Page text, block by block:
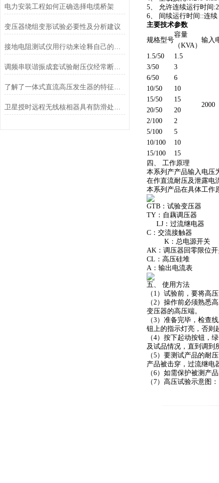
电力安装工程如何正确选择电缆桥架
变压器绕组变形试验必要性及分析建议
调频串联谐振成套试验耐压仪经常断电的原因有哪些方面呢
5、 允许连续运行时间
6、 间续运行时间::连续
主要技术参数
规格型号
容量
（KVA）
输入
1.5/50 1.5
2000
3/50
3
6/50
6
10/50
10
15/50
15
20/50
20
2/100
2
5/100
5
10/100
10
15/100
15
四、 工作原理
本系列产产品输入电压
在作直流耐压及泄露电
本系列产品在具体工作
GTB：试验变压
TY：自藕调压器
LJ：过流继电器
C：交流接触器
K：总电源开关
AK：调压器回零限
CL：高压硅堆
A：输出电流表
五、 使用方法
（1）试验前，要将高
（2）操作前必须熟悉
变压器的高压端。
（3）准备完毕，检查
钮上的指示灯亮，否则
（4）按下起动按钮，
及试品情况，直到调到
（5）要测试产品的耐
产品被击穿，过流继电
（6）如需保护被测产
（7）高压试验示意图：